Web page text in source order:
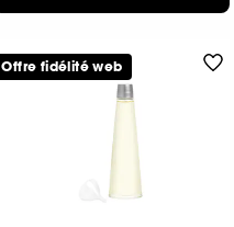
Offre fidélité web